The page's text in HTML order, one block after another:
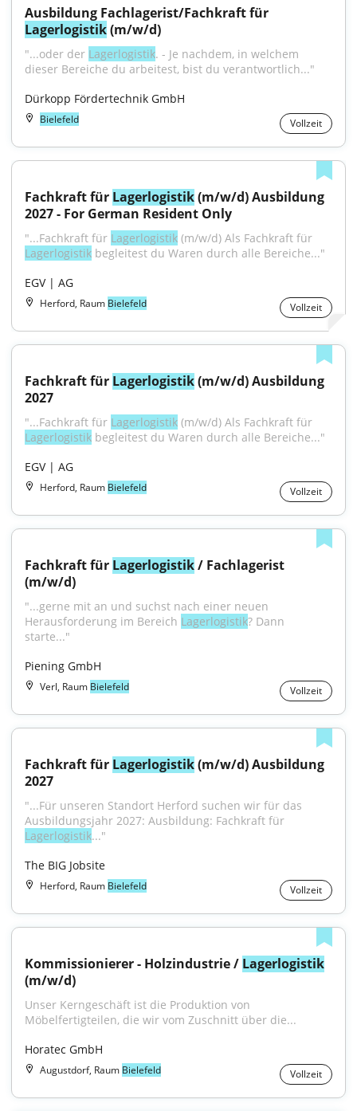
Lagerlogistik (m/w/d)
"...oder der Lagerlogistik. - Je nachdem, in welchem
dieser Bereiche du arbeitest, bist du verantwortlich..."
Dürkopp Fördertechnik GmbH
Bielefeld Vollzeit
Fachkraft für Lagerlogistik (m/w/d) Ausbildung
2027 - For German Resident Only
"...Fachkraft für Lagerlogistik
Lagerlogistik begleitest du Waren durch alle Bereiche..."
EGV | AG
Herford, Raum Bielefeld Vollzeit
Fachkraft für Lagerlogistik (m/w/d) Ausbildung
2027
"...Fachkraft für Lagerlogistik
Lagerlogistik begleitest du Waren durch alle Bereiche..."
EGV | AG
Herford, Raum Bielefeld Vollzeit
Fachkraft für Lagerlogistik / Fachlagerist
(m/w/d)
"...gerne mit an und suchst nach einer neuen
Herausforderung im Bereich Lagerlogistik? Dann
starte..."
Piening GmbH
Verl, Raum Bielefeld Vollzeit
Fachkraft für Lagerlogistik (m/w/d) Ausbildung
2027
"...Für unseren Standort Herford suchen wir für das
Lagerlogistik..."
The BIG Jobsite
Herford, Raum Bielefeld Vollzeit
Kommissionierer - Holzindustrie / Lagerlogistik
(m/w/d)
Unser Kerngeschäft ist die Produktion von
Möbelfertigteilen, die wir vom Zuschnitt über die...
Horatec GmbH
Augustdorf, Raum Bielefeld Vollzeit